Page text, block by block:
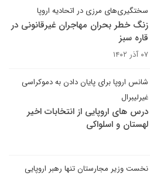
سختگیری‌های مرزی در اتحادیه اروپا
زنگ خطر بحران مهاجران غیرقانونی در
قاره سبز
۰۷ آذر ۱۴۰۲
شانس اروپا برای پایان دادن به دموکراسی
غیرلیبرال
درس های اروپایی از انتخابات اخیر
لهستان و اسلواکی
نخست وزیر مجارستان تنها رهبر اروپایی